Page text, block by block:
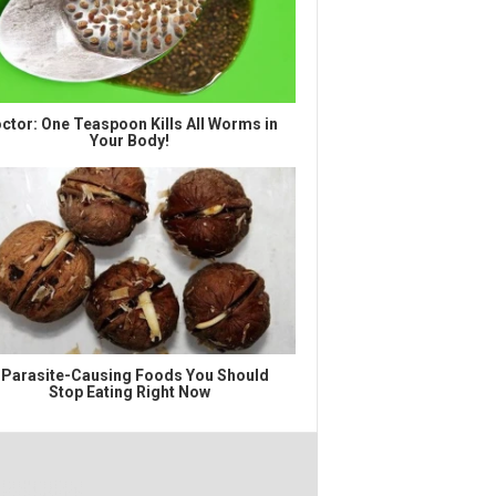
One Teaspoon Kills All Worms in
Your Body!
Causing Foods You Should
Stop Eating Right Now